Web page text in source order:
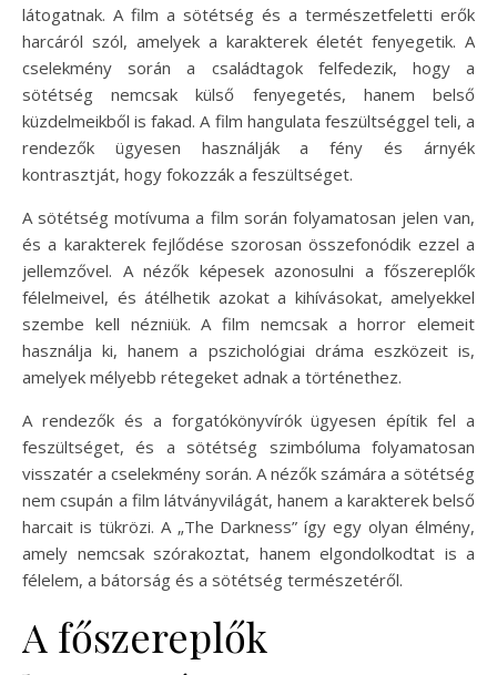
látogatnak. A film a sötétség és a természetfeletti erők
harcáról szól, amelyek a karakterek életét fenyegetik. A
cselekmény során a családtagok felfedezik, hogy a
sötétség nemcsak külső fenyegetés, hanem belső
küzdelmeikből is fakad. A film hangulata feszültséggel teli, a
rendezők ügyesen használják a fény és árnyék
kontrasztját, hogy fokozzák a feszültséget.
A sötétség motívuma a film során folyamatosan jelen van,
és a karakterek fejlődése szorosan összefonódik ezzel a
jellemzővel. A nézők képesek azonosulni a főszereplők
félelmeivel, és átélhetik azokat a kihívásokat, amelyekkel
szembe kell nézniük. A film nemcsak a horror elemeit
használja ki, hanem a pszichológiai dráma eszközeit is,
amelyek mélyebb rétegeket adnak a történethez.
A rendezők és a forgatókönyvírók ügyesen építik fel a
feszültséget, és a sötétség szimbóluma folyamatosan
visszatér a cselekmény során. A nézők számára a sötétség
nem csupán a film látványvilágát, hanem a karakterek belső
harcait is tükrözi. A „The Darkness” így egy olyan élmény,
amely nemcsak szórakoztat, hanem elgondolkodtat is a
félelem, a bátorság és a sötétség természetéről.
A főszereplők